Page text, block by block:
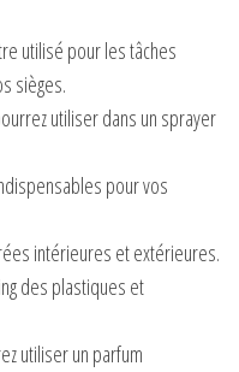
utilisé pour les tâches
sièges.
utiliser dans un sprayer
pour vos
intérieures et extérieures.
des plastiques et
utiliser un parfum